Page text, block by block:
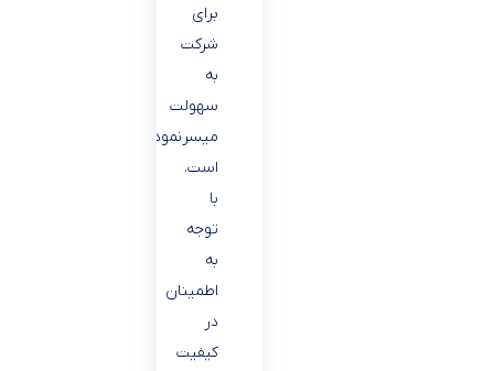
برای
شرکت
به
سهولت
میسرنموده
است.
با
توجه
به
اطمينان
در
كيفيت